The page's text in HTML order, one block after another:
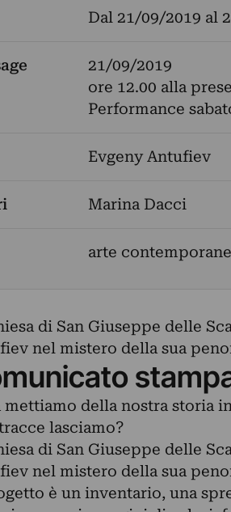
Dal 21/09/2019 al
21/09/2019
ore 12.00 alla
Performance
Evgeny Antufiev
Marina Dacci
arte
di San Giuseppe delle
nel mistero della sua
mettiamo della nostra storia
lasciamo?
di San Giuseppe delle
nel mistero della sua
è un inventario, una